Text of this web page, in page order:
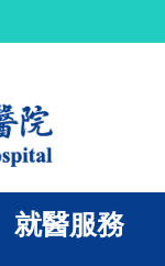
就醫服務